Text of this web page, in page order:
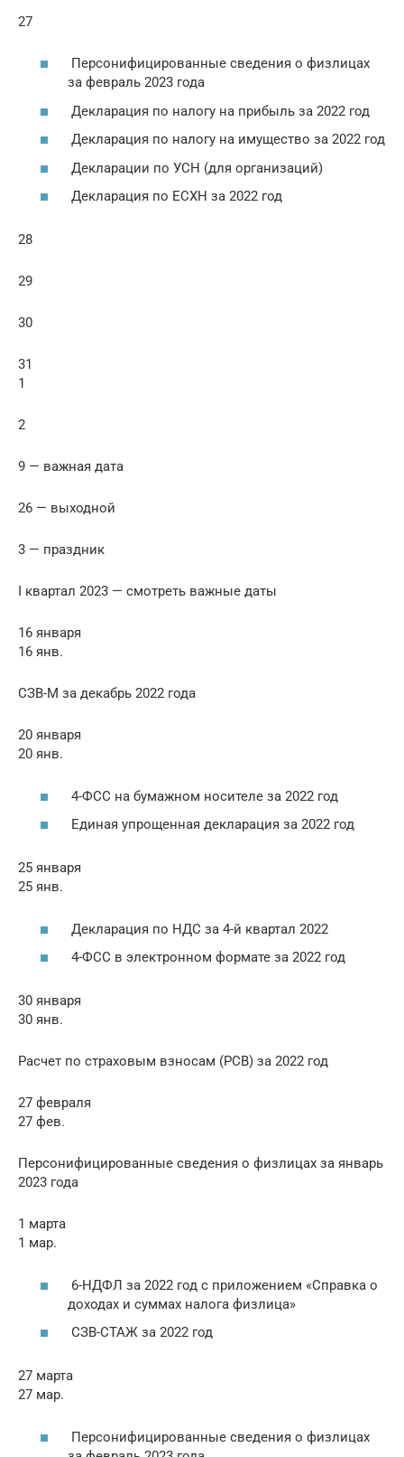
27
Персонифицированные сведения о физлицах
за февраль 2023 года
Декларация по налогу на прибыль за 2022 год
Декларация по налогу на имущество за 2022 год
Декларации по УСН (для организаций)
Декларация по ЕСХН за 2022 год
28
29
30
31
1
2
9 — важная дата
26 — выходной
3 — праздник
I квартал 2023 — смотреть важные даты
16 января
16 янв.
СЗВ-М за декабрь 2022 года
20 января
20 янв.
4-ФСС на бумажном носителе за 2022 год
Единая упрощенная декларация за 2022 год
25 января
25 янв.
Декларация по НДС за 4-й квартал 2022
4-ФСС в электронном формате за 2022 год
30 января
30 янв.
Расчет по страховым взносам (РСВ) за 2022 год
27 февраля
27 фев.
Персонифицированные сведения о физлицах за январь
2023 года
1 марта
1 мар.
6-НДФЛ за 2022 год с приложением «Справка о
доходах и суммах налога физлица»
СЗВ-СТАЖ за 2022 год
27 марта
27 мар.
Персонифицированные сведения о физлицах